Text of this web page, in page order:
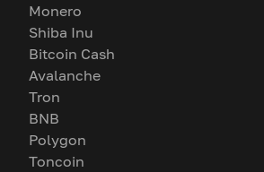
Monero
Shiba Inu
Bitcoin Cash
Avalanche
Tron
BNB
Polygon
Toncoin